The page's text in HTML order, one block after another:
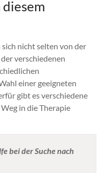
nicht selten von der
verschiedenen
einer geeigneten
gibt es verschiedene
in die Therapie
bei der Suche nach